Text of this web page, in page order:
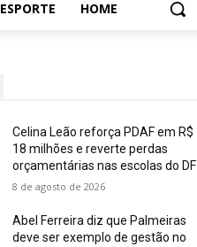
ESPORTE HOME
Celina Leão reforça PDAF em R$
18 milhões e reverte perdas
orçamentárias nas escolas do DF
8 de agosto de 2026
Abel Ferreira diz que Palmeiras
deve ser exemplo de gestão no